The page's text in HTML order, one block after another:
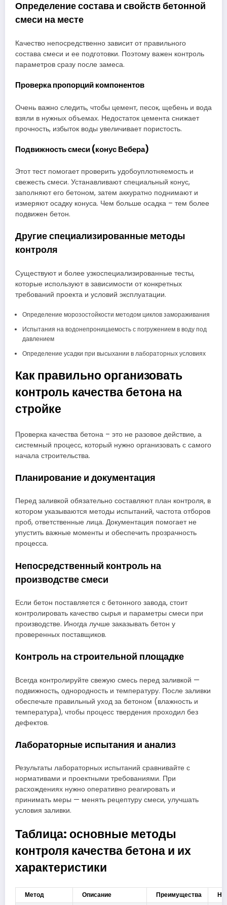
Определение состава и свойств бетонной
смеси на месте
Качество непосредственно зависит от правильного
состава смеси и ее подготовки. Поэтому важен контроль
параметров сразу после замеса.
Проверка пропорций компонентов
Очень важно следить, чтобы цемент, песок, щебень и вода
взяли в нужных объемах. Недостаток цемента снижает
прочность, избыток воды увеличивает пористость.
Подвижность смеси (конус Вебера)
Этот тест помогает проверить удобоуплотняемость и
свежесть смеси. Устанавливают специальный конус,
заполняют его бетоном, затем аккуратно поднимают и
измеряют осадку конуса. Чем больше осадка – тем более
подвижен бетон.
Другие специализированные методы
контроля
Существуют и более узкоспециализированные тесты,
которые используют в зависимости от конкретных
требований проекта и условий эксплуатации.
Определение морозостойкости методом циклов замораживания
Испытания на водонепроницаемость с погружением в воду под
давлением
Определение усадки при высыхании в лабораторных условиях
Как правильно организовать
контроль качества бетона на
стройке
Проверка качества бетона – это не разовое действие, а
системный процесс, который нужно организовать с самого
начала строительства.
Планирование и документация
Перед заливкой обязательно составляют план контроля, в
котором указываются методы испытаний, частота отборов
проб, ответственные лица. Документация помогает не
упустить важные моменты и обеспечить прозрачность
процесса.
Непосредственный контроль на
производстве смеси
Если бетон поставляется с бетонного завода, стоит
контролировать качество сырья и параметры смеси при
производстве. Иногда лучше заказывать бетон у
проверенных поставщиков.
Контроль на строительной площадке
Всегда контролируйте свежую смесь перед заливкой —
подвижность, однородность и температуру. После заливки
обеспечьте правильный уход за бетоном (влажность и
температура), чтобы процесс твердения проходил без
дефектов.
Лабораторные испытания и анализ
Результаты лабораторных испытаний сравнивайте с
нормативами и проектными требованиями. При
расхождениях нужно оперативно реагировать и
принимать меры — менять рецептуру смеси, улучшать
условия заливки.
Таблица: основные методы
контроля качества бетона и их
характеристики
Метод Описание Преимущества